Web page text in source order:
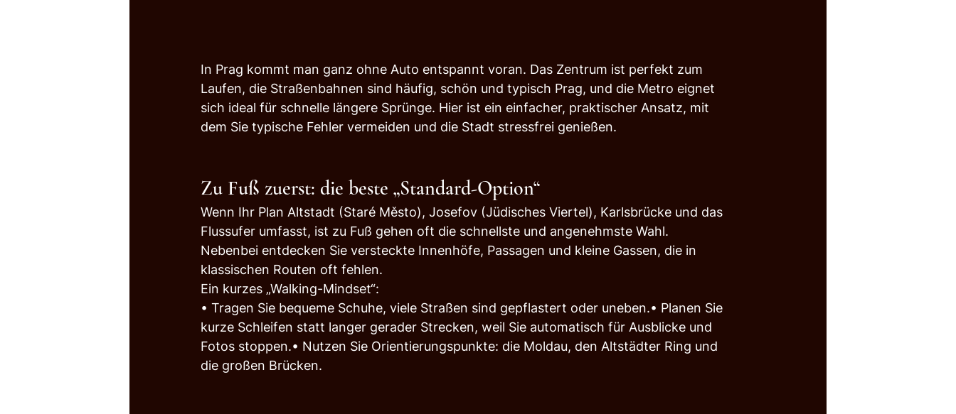
In Prag kommt man ganz ohne Auto entspannt voran. Das Zentrum ist perfekt zum
Laufen, die Straßenbahnen sind häufig, schön und typisch Prag, und die Metro eignet
sich ideal für schnelle längere Sprünge. Hier ist ein einfacher, praktischer Ansatz, mit
dem Sie typische Fehler vermeiden und die Stadt stressfrei genießen.
Zu Fuß zuerst: die beste „Standard-Option“
Wenn Ihr Plan Altstadt (Staré Město), Josefov (Jüdisches Viertel), Karlsbrücke und das
Flussufer umfasst, ist zu Fuß gehen oft die schnellste und angenehmste Wahl.
Nebenbei entdecken Sie versteckte Innenhöfe, Passagen und kleine Gassen, die in
klassischen Routen oft fehlen.
Ein kurzes „Walking-Mindset“:
• Tragen Sie bequeme Schuhe, viele Straßen sind gepflastert oder uneben.• Planen Sie
kurze Schleifen statt langer gerader Strecken, weil Sie automatisch für Ausblicke und
Fotos stoppen.• Nutzen Sie Orientierungspunkte: die Moldau, den Altstädter Ring und
die großen Brücken.